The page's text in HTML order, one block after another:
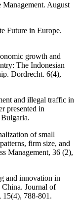
Management. August
Future in Europe.
growth and
The Indonesian
Dordrecht. 6(4),
and illegal traffic in
presented in
of small
firm size, and
Management, 36 (2),
and innovation in
Journal of
15(4), 788-801.